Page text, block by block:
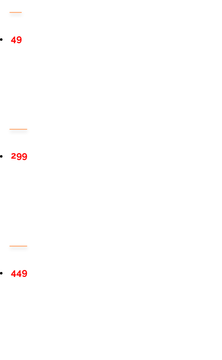
49
299
449